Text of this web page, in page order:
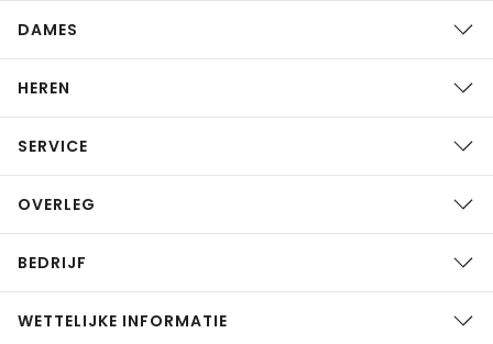
DAMES
HEREN
SERVICE
OVERLEG
BEDRIJF
WETTELIJKE INFORMATIE